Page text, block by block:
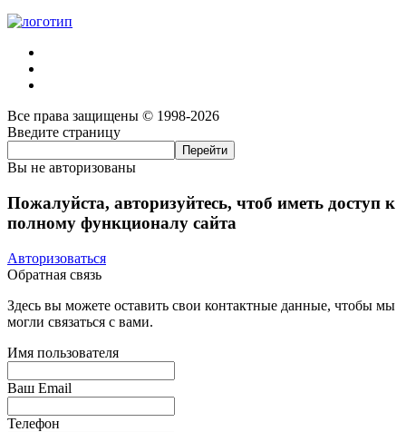
Все права защищены © 1998-2026
Введите страницу
Вы не авторизованы
Пожалуйста, авторизуйтесь, чтоб иметь доступ к
полному функционалу сайта
Авторизоваться
Обратная связь
Здесь вы можете оставить свои контактные данные, чтобы мы
могли связаться с вами.
Имя пользователя
Ваш Email
Телефон